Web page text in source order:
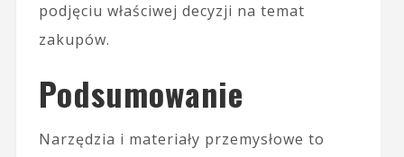
podjęciu właściwej decyzji na temat
zakupów.
Podsumowanie
Narzędzia i materiały przemysłowe to